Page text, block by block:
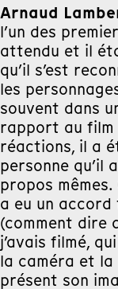
Arnaud
l’un des
attendu et il
qu’il s’est
les
souvent dans
rapport au film
réactions, il a
personne qu’il
propos
a eu un
(comment dire
j’avais filmé,
la caméra et
présent son